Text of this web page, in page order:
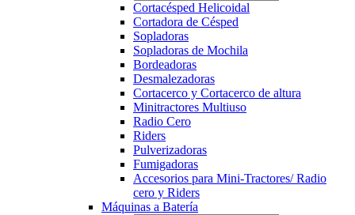
Cortacésped Helicoidal
Cortadora de Césped
Sopladoras
Sopladoras de Mochila
Bordeadoras
Desmalezadoras
Cortacerco y Cortacerco de altura
Minitractores Multiuso
Radio Cero
Riders
Pulverizadoras
Fumigadoras
Accesorios para Mini-Tractores/ Radio
cero y Riders
Máquinas a Batería